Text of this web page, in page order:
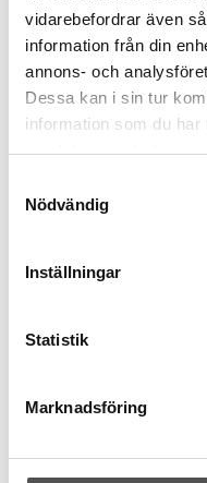
vidarebefordrar även
information från din
annons- och
Dessa kan i sin tur
information som du
samlat in när du har
Nödvändig
Inställningar
Statistik
Marknadsföring
Silikonmaterial
Storlek 14x25 cm
121 kr
KÖP